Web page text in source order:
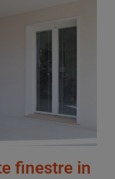
finestre in